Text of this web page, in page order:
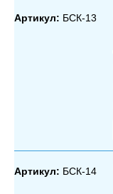
Артикул: БСК-13
Артикул: БСК-14